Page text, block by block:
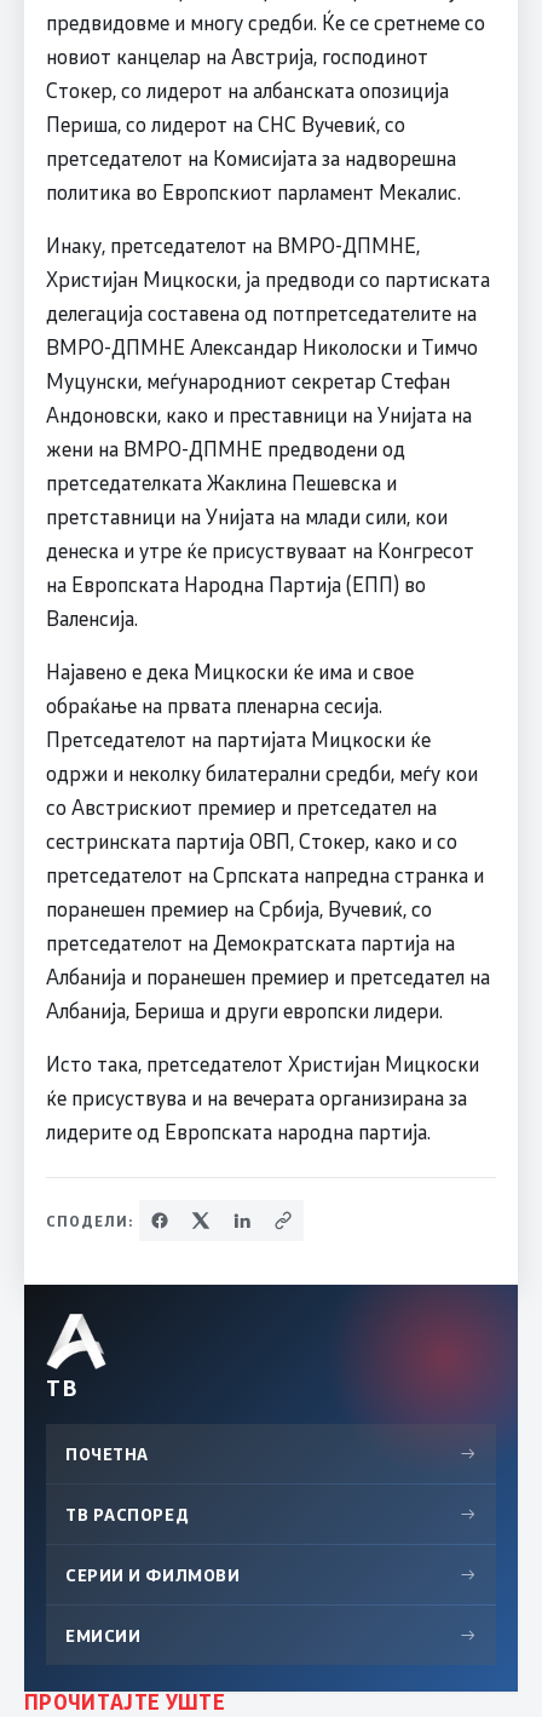
предвидовме и многу средби. Ќе се сретнеме со
новиот канцелар на Австрија, господинот
Стокер, со лидерот на албанската опозиција
Периша, со лидерот на СНС Вучевиќ, со
претседателот на Комисијата за надворешна
политика во Европскиот парламент Мекалис.
Инаку, претседателот на ВМРО-ДПМНЕ,
Христијан Мицкоски, ја предводи со партиската
делегација составена од потпретседателите на
ВМРО-ДПМНЕ Александар Николоски и Тимчо
Муцунски, меѓународниот секретар Стефан
Андоновски, како и преставници на Унијата на
жени на ВМРО-ДПМНЕ предводени од
претседателката Жаклина Пешевска и
претставници на Унијата на млади сили, кои
денеска и утре ќе присуствуваат на Конгресот
на Eвропската Народна Партија (ЕПП) во
Валенсија.
Најавено е дека Мицкоски ќе има и свое
обраќање на првата пленарна сесија.
Претседателот на партијата Мицкоски ќе
одржи и неколку билатерални средби, меѓу кои
со Австрискиот премиер и претседател на
сестринската партија ОВП, Стокер, како и со
претседателот на Српската напредна странка и
поранешен премиер на Србија, Вучевиќ, со
претседателот на Демократската партија на
Албанија и поранешен премиер и претседател на
Албанија, Бериша и други европски лидери.
Исто така, претседателот Христијан Мицкоски
ќе присуствува и на вечерата организирана за
лидерите од Европската народна партија.
СПОДЕЛИ:
ТВ
ПОЧЕТНА →
ТВ РАСПОРЕД →
СЕРИИ И ФИЛМОВИ →
ЕМИСИИ →
ПРОЧИТАЈТЕ УШТЕ